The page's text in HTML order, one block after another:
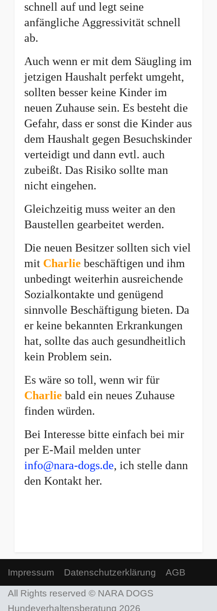
schnell auf und legt seine
anfängliche Aggressivität schnell
ab.
Auch wenn er mit dem Säugling im
jetzigen Haushalt perfekt umgeht,
sollten besser keine Kinder im
neuen Zuhause sein. Es besteht die
Gefahr, dass er sonst die Kinder aus
dem Haushalt gegen Besuchskinder
verteidigt und dann evtl. auch
zubeißt. Das Risiko sollte man
nicht eingehen.
Gleichzeitig muss weiter an den
Baustellen gearbeitet werden.
Die neuen Besitzer sollten sich viel
mit Charlie beschäftigen und ihm
unbedingt weiterhin ausreichende
Sozialkontakte und genügend
sinnvolle Beschäftigung bieten. Da
er keine bekannten Erkrankungen
hat, sollte das auch gesundheitlich
kein Problem sein.
Es wäre so toll, wenn wir für
Charlie bald ein neues Zuhause
finden würden.
Bei Interesse bitte einfach bei mir
per E-Mail melden unter
info@nara-dogs.de, ich stelle dann
den Kontakt her.
Impressum Datenschutzerklärung AGB
All Rights reserved © NARA DOGS
Hundeverhaltensberatung 2026